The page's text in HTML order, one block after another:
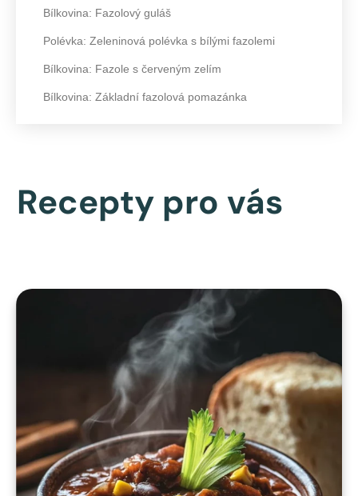
Bílkovina: Fazolový guláš
Polévka: Zeleninová polévka s bílými fazolemi
Bílkovina: Fazole s červeným zelím
Bílkovina: Základní fazolová pomazánka
Recepty pro vás